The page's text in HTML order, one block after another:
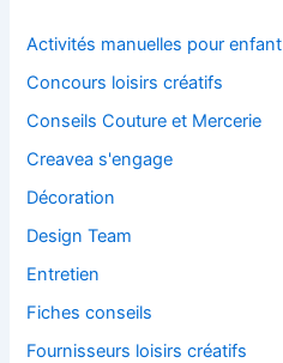
Activités manuelles pour enfant
Concours loisirs créatifs
Conseils Couture et Mercerie
Creavea s'engage
Décoration
Design Team
Entretien
Fiches conseils
Fournisseurs loisirs créatifs